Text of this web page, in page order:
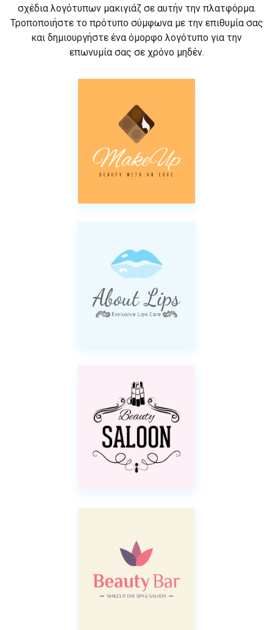
σχέδια λογότυπων μακιγιάζ σε αυτήν την πλατφόρμα.
Τροποποιήστε το πρότυπο σύμφωνα με την επιθυμία σας
και δημιουργήστε ένα όμορφο λογότυπο για την
επωνυμία σας σε χρόνο μηδέν.